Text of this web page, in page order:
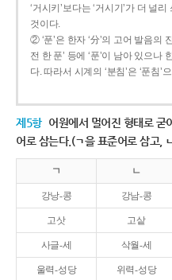
‘거시키’보다는 ‘거시기’가 더 널
것이다.
② ‘푼’은 한자 ‘分’의 고어 발음의
전 한 푼’ 등에 ‘푼’이 남아 있으나
다. 따라서 시계의 ‘분침’은 ‘푼침’
제5항 어원에서 멀어진 형태로 굳
어로 삼는다.(ㄱ을 표준어로 삼고,
ㄱ ㄴ
강낭-콩 강남-콩
고삿 고샅
사글-세 삭월-세
울력-성당 위력-성당